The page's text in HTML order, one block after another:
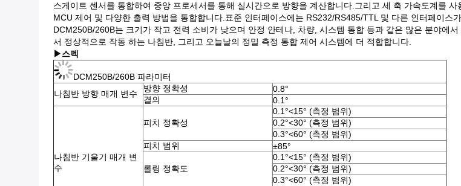
스게이트 센서를 통합하여 중앙 프로세서를 통해 실시간으로 방향을 계산합니다.그리고 세 축 가속도계를
MCU 제어 및 다양한 출력 방법을 통합합니다.표준 인터페이스에는 RS232/RS485/TTL 및 다른 인터페이스
DCM250B/260B는 크기가 작고 전력 소비가 낮으며 안정 안테나, 차량, 시스템 통합 등과 같은 많은 분야에
서 정상적으로 작동 하는 나침반, 그리고 오늘날의 정밀 측정 통합 제어 시스템에 더 적합합니다.
▶스펙
DCM250B/260B 파라미터
나침반 방향 매개 변수
방향 정확성
0.8°
결의
0.1°
나침반 기울기 매개 변
수
피치 정확성
0.1°<15° (측정 범위)
0.2°<30° (측정 범위)
0.3°<60° (측정 범위)
피치 범위
±85°
롤링 정확도
0.1°<15° (측정 범위)
0.2°<30° (측정 범위)
0.3°<60° (측정 범위)